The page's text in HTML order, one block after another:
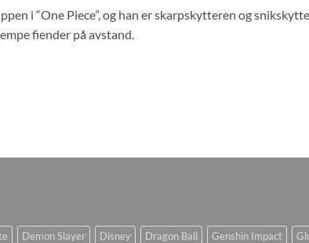
i “One Piece”, og han er skarpskytteren og
fiender på avstand.
Demon Slayer Disney Dragon Ball Genshin Impact